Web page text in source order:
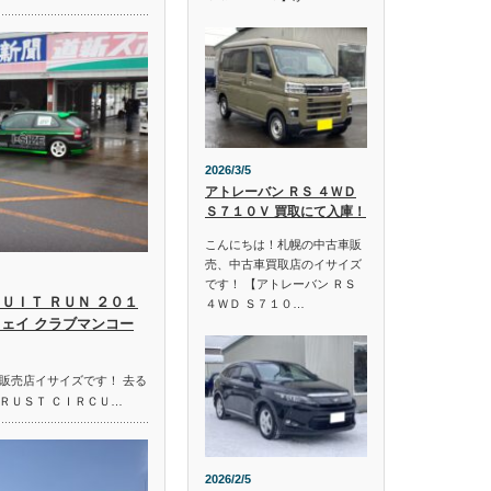
ＩＴ ＲＵＮ ２０１
イ クラブマンコー
売店イサイズです！ 去る
ＵＳＴ ＣＩＲＣＵ…
2026/3/5
アトレーバン ＲＳ ４ＷＤ
Ｓ７１０Ｖ 買取にて入庫！
こんにちは！札幌の中古車販
売、中古車買取店のイサイズ
です！ 【アトレーバン ＲＳ
４ＷＤ Ｓ７１０…
2026/2/5